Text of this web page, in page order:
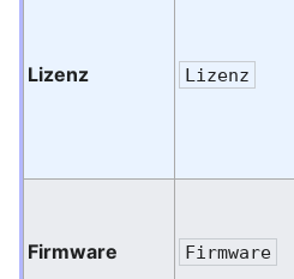
Lizenz Lizenz
Firmware Firmware